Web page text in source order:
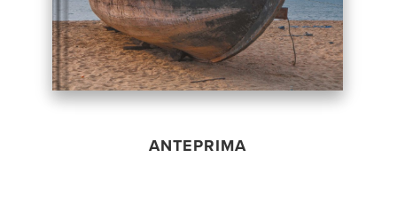
ANTEPRIMA